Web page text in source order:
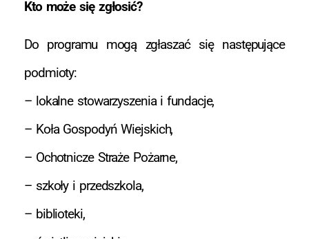
Kto może się zgłosić?
Do programu mogą zgłaszać się następujące
podmioty:
– lokalne stowarzyszenia i fundacje,
– Koła Gospodyń Wiejskich,
– Ochotnicze Straże Pożarne,
– szkoły i przedszkola,
– biblioteki,